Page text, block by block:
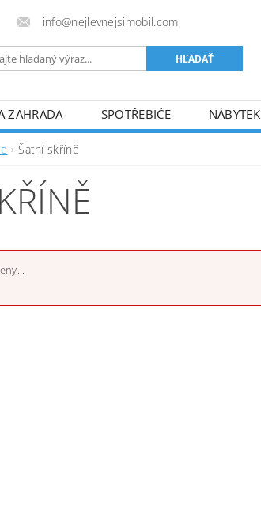
info@nejlevnejsimobil.com
ZAHRADA SPOTŘEBIČE NÁBYTEK
HOBBY A VOLNÝ ČAS
Šatní skříně